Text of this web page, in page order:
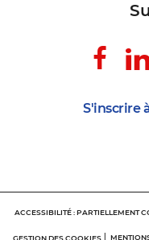
sur
S'inscrire
Menu
ACCESSIBILITÉ : PARTIELLEMENT
GESTION DES COOKIES